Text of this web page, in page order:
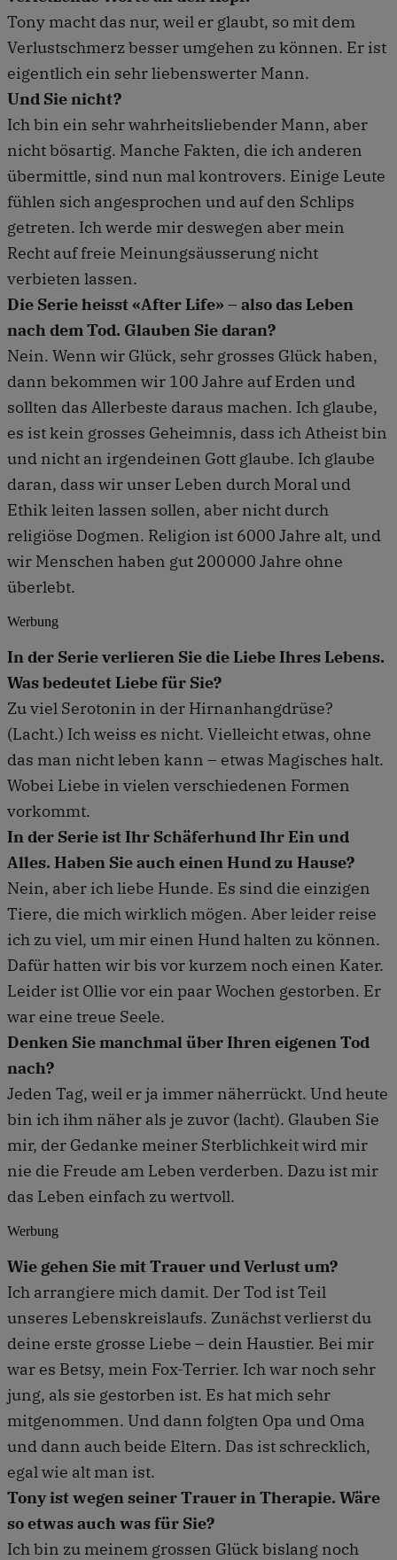
Tony macht das nur, weil er glaubt, so mit dem
Verlustschmerz besser umgehen zu können. Er ist
eigentlich ein sehr liebenswerter Mann.
Und Sie nicht?
Ich bin ein sehr wahrheitsliebender Mann, aber
nicht bösartig. Manche Fakten, die ich anderen
übermittle, sind nun mal kontrovers. Einige Leute
fühlen sich angesprochen und auf den Schlips
getreten. Ich werde mir deswegen aber mein
Recht auf freie Meinungsäusserung nicht
verbieten lassen.
Die Serie heisst «After Life» – also das Leben
nach dem Tod. Glauben Sie daran?
Nein. Wenn wir Glück, sehr grosses Glück haben,
dann bekommen wir 100 Jahre auf Erden und
sollten das Allerbeste daraus machen. Ich glaube,
es ist kein grosses Geheimnis, dass ich Atheist bin
und nicht an irgendeinen Gott glaube. Ich glaube
daran, dass wir unser Leben durch Moral und
Ethik leiten lassen sollen, aber nicht durch
religiöse Dogmen. Religion ist 6000 Jahre alt, und
wir Menschen haben gut 200 000 Jahre ohne
überlebt.
Werbung
In der Serie verlieren Sie die Liebe Ihres Lebens.
Was bedeutet Liebe für Sie?
Zu viel Serotonin in der Hirnanhangdrüse?
(Lacht.) Ich weiss es nicht. Vielleicht etwas, ohne
das man nicht leben kann – etwas Magisches halt.
Wobei Liebe in vielen verschiedenen Formen
vorkommt.
In der Serie ist Ihr Schäferhund Ihr Ein und
Alles. Haben Sie auch einen Hund zu Hause?
Nein, aber ich liebe Hunde. Es sind die einzigen
Tiere, die mich wirklich mögen. Aber leider reise
ich zu viel, um mir einen Hund halten zu können.
Dafür hatten wir bis vor kurzem noch einen Kater.
Leider ist Ollie vor ein paar Wochen gestorben. Er
war eine treue Seele.
Denken Sie manchmal über Ihren eigenen Tod
nach?
Jeden Tag, weil er ja immer näherrückt. Und heute
bin ich ihm näher als je zuvor (lacht). Glauben Sie
mir, der Gedanke meiner Sterblichkeit wird mir
nie die Freude am Leben verderben. Dazu ist mir
das Leben einfach zu wertvoll.
Werbung
Wie gehen Sie mit Trauer und Verlust um?
Ich arrangiere mich damit. Der Tod ist Teil
unseres Lebenskreislaufs. Zunächst verlierst du
deine erste grosse Liebe – dein Haustier. Bei mir
war es Betsy, mein Fox-Terrier. Ich war noch sehr
jung, als sie gestorben ist. Es hat mich sehr
mitgenommen. Und dann folgten Opa und Oma
und dann auch beide Eltern. Das ist schrecklich,
egal wie alt man ist.
Tony ist wegen seiner Trauer in Therapie. Wäre
so etwas auch was für Sie?
Ich bin zu meinem grossen Glück bislang noch